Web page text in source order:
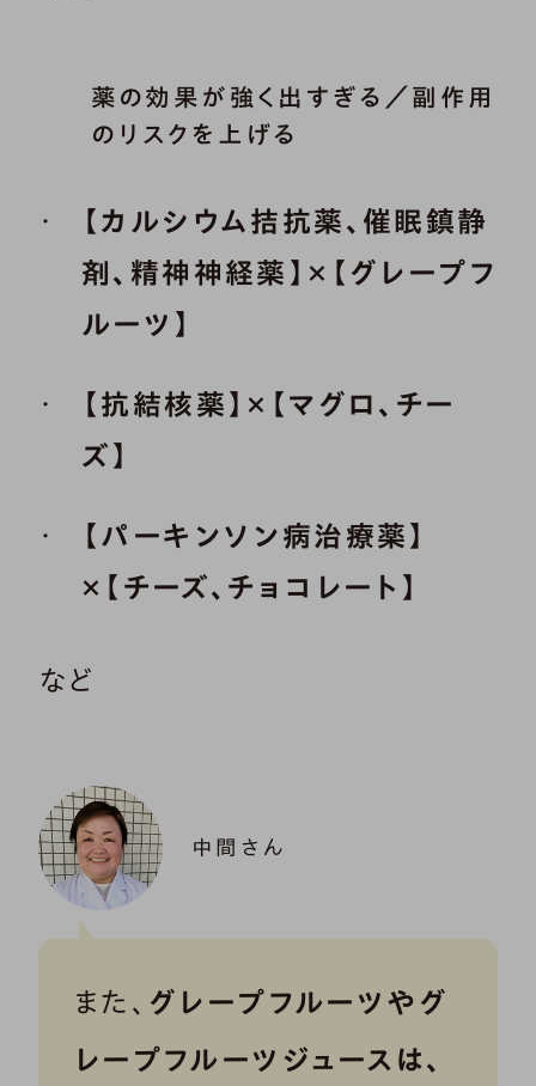
薬の効果が強く出すぎる／副作用
のリスクを上げる
【カルシウム拮抗薬、催眠鎮静
剤、精神神経薬】×【グレープフ
ルーツ】
【抗結核薬】×【マグロ、チー
ズ】
【パーキンソン病治療薬】
×【チーズ、チョコレート】
など
中間さん
また、 グレープフルーツやグ
レープフルーツジュースは、